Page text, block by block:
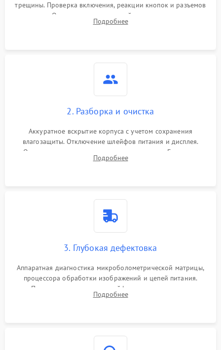
трещины. Проверка включения, реакции кнопок и разъемов
зарядки. Оценка вывода тепловой сигнатуры на экран,
проверка базовых функций и считывание системных
Подробнее
2. Разборка и очистка
Аккуратное вскрытие корпуса с учетом сохранения
влагозащиты. Отключение шлейфов питания и дисплея.
Очистка внутренних плат от окислов и пыли. Бережная
обработка германиевого объектива специализированными
Подробнее
3. Глубокая дефектовка
Аппаратная диагностика микроболометрической матрицы,
процессора обработки изображений и цепей питания.
Проверка целостности шлейфов, модуля памяти и
интерфейсов связи. Выявление сгоревших SMD-компонентов
Подробнее